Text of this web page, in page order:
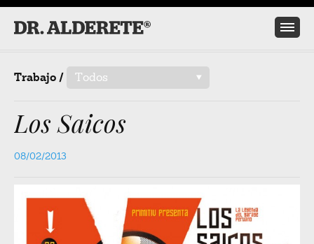
Trabajo / /
Todos
Los Saicos
08/02/2013